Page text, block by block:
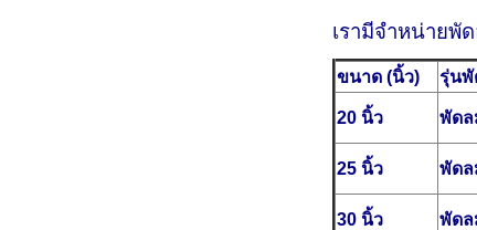
เรามีจำหน่ายพั
ขนาด (นิ้ว) รุ่นพั
20 นิ้ว พัดล
25 นิ้ว พัดล
30 นิ้ว พัดล